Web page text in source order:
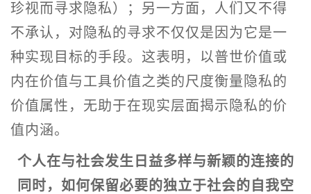
珍视而寻求隐私）；另一方面，人们又不得
不承认，对隐私的寻求不仅仅是因为它是一
种实现目标的手段。这表明，以普世价值或
内在价值与工具价值之类的尺度衡量隐私的
价值属性，无助于在现实层面揭示隐私的价
值内涵。
个人在与社会发生日益多样与新颖的连接的
同时，如何保留必要的独立于社会的自我空